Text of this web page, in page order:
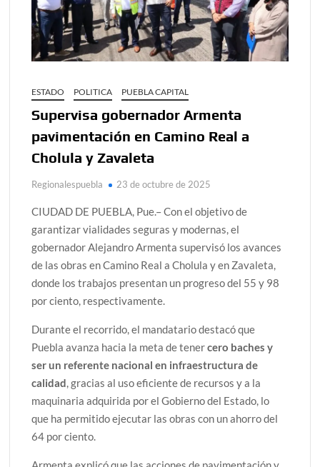
ESTADO POLITICA PUEBLA CAPITAL
Supervisa gobernador Armenta
pavimentación en Camino Real a
Cholula y Zavaleta
Regionalespuebla 23 de octubre de 2025
CIUDAD DE PUEBLA, Pue.– Con el objetivo de
garantizar vialidades seguras y modernas, el
gobernador Alejandro Armenta supervisó los avances
de las obras en Camino Real a Cholula y en Zavaleta,
donde los trabajos presentan un progreso del 55 y 98
por ciento, respectivamente.
Durante el recorrido, el mandatario destacó que
Puebla avanza hacia la meta de tenercero baches y
ser un referente nacional en infraestructura de
calidad, gracias al uso eficiente de recursos y a la
maquinaria adquirida por el Gobierno del Estado, lo
que ha permitido ejecutar las obras con un ahorro del
64 por ciento.